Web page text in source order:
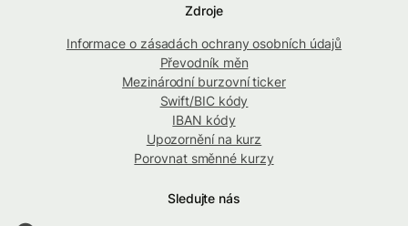
Zdroje
Informace o zásadách ochrany osobních údajů
Převodník měn
Mezinárodní burzovní ticker
Swift/BIC kódy
IBAN kódy
Upozornění na kurz
Porovnat směnné kurzy
Sledujte nás